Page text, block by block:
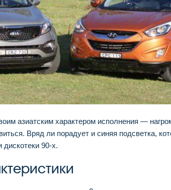
азиатским характером исполнения —
Вряд ли порадует и синяя подсветка,
дискотеки 90-х.